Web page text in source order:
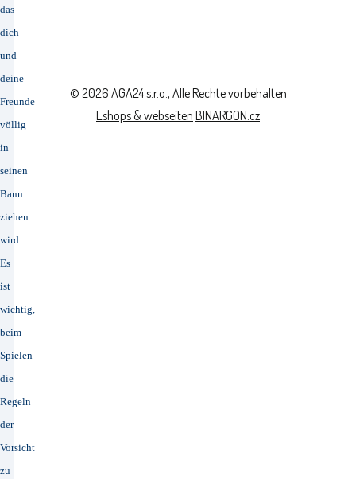
das
dich
und
deine
Freunde
völlig
in
seinen
Bann
ziehen
wird.
Es
ist
wichtig,
beim
Spielen
die
Regeln
der
Vorsicht
zu
© 2026 AGA24 s.r.o., Alle Rechte vorbehalten
Eshops & webseiten BINARGON.cz